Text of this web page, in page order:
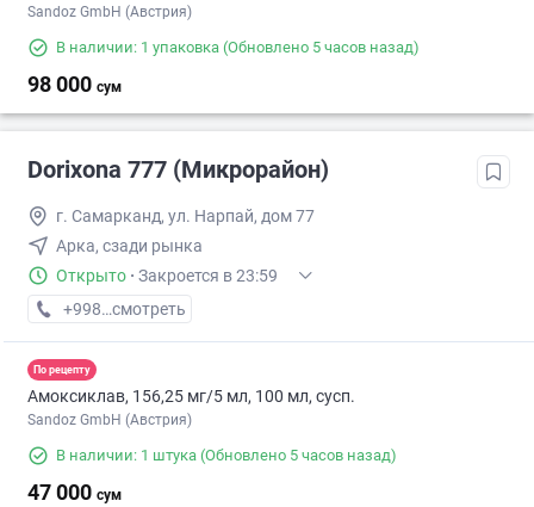
Sandoz GmbH (Австрия)
В наличии: 1 упаковка (Обновлено 5 часов назад)
98 000 сум
Dorixona 777 (Микрорайон)
г. Самарканд, ул. Нарпай, дом 77
Арка, сзади рынка
Открыто · Закроется в 23:59
+998 (90) XXX-XX-XX
смотреть
По рецепту
Амоксиклав, 156,25 мг/5 мл, 100 мл, сусп.
Sandoz GmbH (Австрия)
В наличии: 1 штука (Обновлено 5 часов назад)
47 000 сум